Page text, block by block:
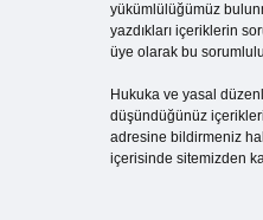
yükümlülüğümüz
yazdıkları içeriklerin
üye olarak bu
Hukuka ve yasal
düşündüğünüz
adresine bildirmeniz
içerisinde sitemizden